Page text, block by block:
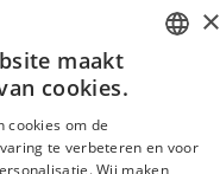
ENGLISH
×
maakt
cookies.
cookies om de
te verbeteren en voor
Wij maken